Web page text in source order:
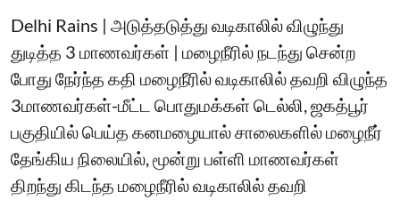
Delhi Rains | அடுத்தடுத்து வடிகாலில் விழுந்து
துடித்த 3 மாணவர்கள் | மழைநீரில் நடந்து சென்ற
போது நேர்ந்த கதி மழைநீரில் வடிகாலில் தவறி விழுந்த
3மாணவர்கள்-மீட்ட பொதுமக்கள் டெல்லி, ஜகத்பூர்
பகுதியில் பெய்த கனமழையால் சாலைகளில் மழைநீர்
தேங்கிய நிலையில், மூன்று பள்ளி மாணவர்கள்
திறந்து கிடந்த மழைநீரில் வடிகாலில் தவறி